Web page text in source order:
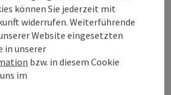
Track in Koppl
können Sie jederzeit mit
widerrufen. Weiterführende
Website eingesetzten
in unserer
bzw. in diesem Cookie
im